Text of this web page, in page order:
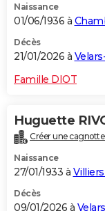
Naissance
01/06/1936 à
Décès
21/01/2026 à
Famille DIOT
Huguette
Créer une
Naissance
27/01/1933 à
Décès
09/01/2026 à